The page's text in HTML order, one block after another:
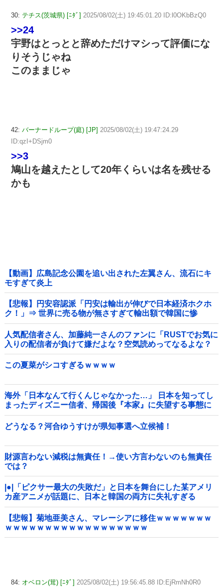
30: テチス(茨城県) [ﾆﾀﾞ] 2025/08/02(土) 19:45:01.20 ID:l0OKbBzQ0
>>24
宇野はとっとと辞めただけマシって評価にな
りそうじゃね
このままじゃ
42: バーナードループ(庭) [JP] 2025/08/02(土) 19:47:24.29
ID:qzI+DSjm0
>>3
鳩山を越えたとして20年くらいは名を残せる
かも
【動画】広島記念公園を追い出された左翼さん、流石にキ
モすぎて炎上
【悲報】円安容認派「円安は輸出が伸びで日本経済ホクホ
ク！」⇒ 世界に売る物が無さすぎて輸出額で韓国に惨
敗・・・
人気配信者さん、加藤純一さんのファンに「RUSTでお気に
入りの配信者が負けて嫌だよな？空気読めってなるよな？
その結果がVCR。お前らVCR向いてるよ」→大炎上他
この夏菜がシコすぎるｗｗｗｗ
海外「日本なんて行くんじゃなかった…」 日本を知ってし
まったディズニー信者、帰国後『本家』に失望する事態に
どうなる？河合ゆうすけが県知事選へ立候補！
財源言わない減税は無責任！→使い方言わないのも無責任
では？
|●|「ピクサー最大の失敗だ」と日本を舞台にした某アメリ
カ産アニメが話題に、日本と韓国の両方に失礼すぎる
わ……
【悲報】菊地亜美さん、マレーシアに移住ｗｗｗｗｗｗｗ
ｗｗｗｗｗｗｗｗｗｗｗｗｗｗｗｗｗｗ
84: オベロン(茸) [ﾆﾀﾞ] 2025/08/02(土) 19:56:45.88 ID:EjRmNh0R0